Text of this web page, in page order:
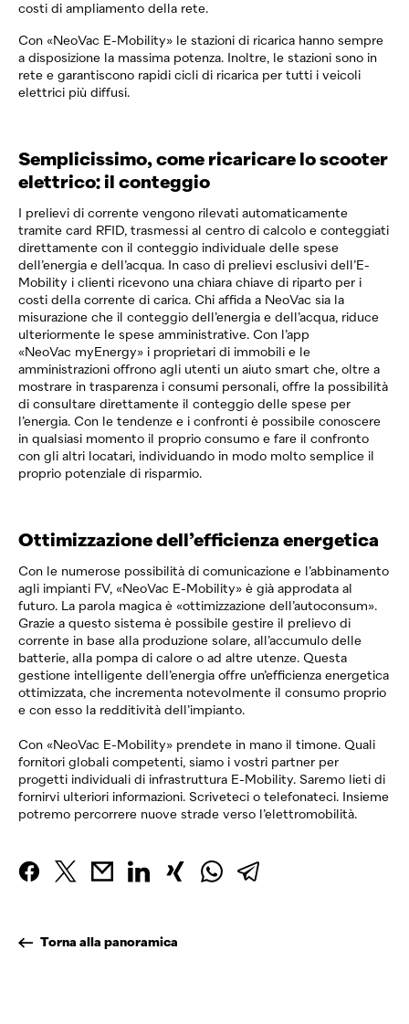
costi di ampliamento della rete.
Con «NeoVac E-Mobility» le stazioni di ricarica hanno sempre
a disposizione la massima potenza. Inoltre, le stazioni sono in
rete e garantiscono rapidi cicli di ­ricarica per tutti i veicoli
elettrici più diffusi.
Semplicissimo, come ricaricare lo scooter
elettrico: il conteggio
I prelievi di corrente vengono rilevati automaticamente
tramite card RFID, trasmessi al centro di calcolo e con­teggiati
direttamente con il conteggio individuale delle spese
dell’energia e dell’acqua. In caso di prelievi esclusivi dell’E-
Mobility i clienti ricevono una chiara chiave di riparto per i
costi della corrente di carica. Chi affida a NeoVac sia la
misurazione che il conteggio dell’energia e dell’acqua, riduce
ulteriormente le spese amministrative. Con l’app
«NeoVac myEnergy» i proprietari di immobili e le
amministrazioni offrono agli utenti un aiuto smart che, oltre a
mostrare in trasparenza i consumi personali, offre la possibilità
di consultare direttamente il conteggio delle spese per
l’energia. Con le tendenze e i confronti è possibile conoscere
in qualsiasi momento il proprio consumo e fare il confronto
con gli altri locatari, individuando in modo molto semplice il
proprio poten­ziale di risparmio.
Ottimizzazione dell’efficienza energetica
Con le numerose possibilità di comunicazione e l’abbinamento
agli impianti FV, «NeoVac E-Mobility» ­è già approdata al
futuro. La parola magica è «ottimizza­zione dell’autoconsum».
Grazie a questo sistema è ­possibile gestire il prelievo di
corrente in base alla produzione solare, all’accumulo delle
batterie, alla pompa di calore o ad altre utenze. Questa
gestione intelligente dell’energia offre un’efficienza energetica
ottimizzata, che incrementa notevolmente il consumo proprio
e con esso la redditività dell’impianto.
Con «NeoVac E-Mobility» prendete in mano il timone. Quali
fornitori globali competenti, siamo i vostri partner per
progetti individuali di infrastruttura E-Mobility. ­Saremo lieti di
fornirvi ulteriori informazioni. Scriveteci o telefonateci. Insieme
potremo percorrere nuove strade verso l’elettromobilità.
Torna alla panoramica